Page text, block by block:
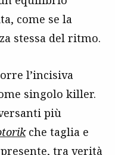
come se la
stessa del ritmo.
l’incisiva
singolo killer.
più
che taglia e
tra verità